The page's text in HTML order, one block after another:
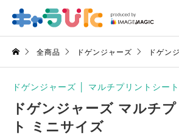
全商品 ドゲンジャーズ ドゲン
ドゲンジャーズ マルチプリントシート
ドゲンジャーズ マルチ
ト ミニサイズ